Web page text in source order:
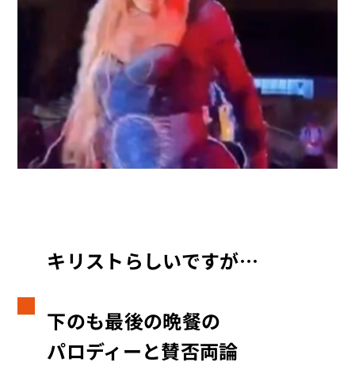
キリストらしいですが…
下のも最後の晩餐の
パロディーと賛否両論